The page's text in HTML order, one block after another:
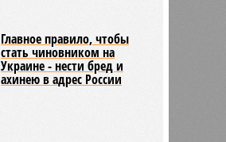
Главное правило, чтобы
стать чиновником на
Украине - нести бред и
ахинею в адрес России